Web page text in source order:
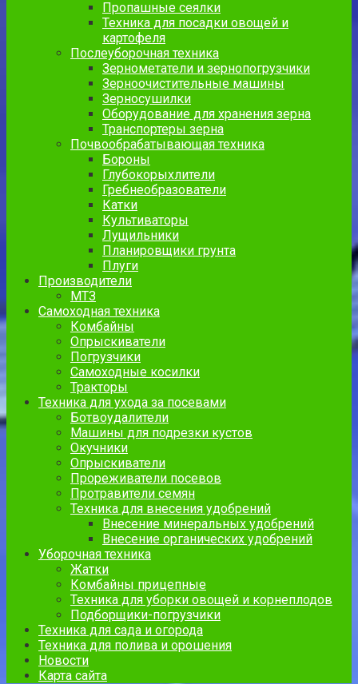
Пропашные сеялки
Техника для посадки овощей и
картофеля
Послеуборочная техника
Зернометатели и зернопогрузчики
Зерноочистительные машины
Зерносушилки
Оборудование для хранения зерна
Транспортеры зерна
Почвообрабатывающая техника
Бороны
Глубокорыхлители
Гребнеобразователи
Катки
Культиваторы
Лущильники
Планировщики грунта
Плуги
Производители
МТЗ
Самоходная техника
Комбайны
Опрыскиватели
Погрузчики
Самоходные косилки
Тракторы
Техника для ухода за посевами
Ботвоудалители
Машины для подрезки кустов
Окучники
Опрыскиватели
Прореживатели посевов
Протравители семян
Техника для внесения удобрений
Внесение минеральных удобрений
Внесение органических удобрений
Уборочная техника
Жатки
Комбайны прицепные
Техника для уборки овощей и корнеплодов
Подборщики-погрузчики
Техника для сада и огорода
Техника для полива и орошения
Новости
Карта сайта